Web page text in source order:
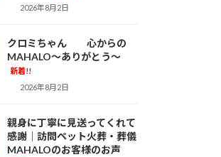
2026年8月2日
クロミちゃん 心からの
MAHALO～ありがとう～
新着!!
2026年8月2日
親身に丁寧に見送ってくれて
感謝｜訪問ペット火葬・葬儀
MAHALOのお客様のお声